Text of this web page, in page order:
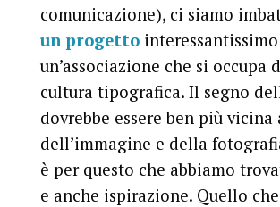
comunicazione), ci siamo
un progetto
un’associazione che si occupa
cultura tipografica. Il segno
dovrebbe essere ben più
dell’immagine e della
è per questo che abbiamo
e anche ispirazione. Quello